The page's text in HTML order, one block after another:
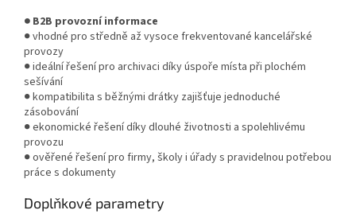
● B2B provozní informace
● vhodné pro středně až vysoce frekventované kancelářské
provozy
● ideální řešení pro archivaci díky úspoře místa při plochém
sešívání
● kompatibilita s běžnými drátky zajišťuje jednoduché
zásobování
● ekonomické řešení díky dlouhé životnosti a spolehlivému
provozu
● ověřené řešení pro firmy, školy i úřady s pravidelnou potřebou
práce s dokumenty
Doplňkové parametry